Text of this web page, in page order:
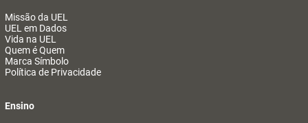
Missão da UEL
UEL em Dados
Vida na UEL
Quem é Quem
Marca Símbolo
Política de Privacidade
Ensino